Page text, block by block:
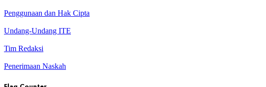
Penggunaan dan Hak Cipta
Undang-Undang ITE
Tim Redaksi
Penerimaan Naskah